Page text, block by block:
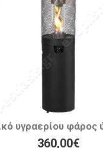
υγραερίου φάρος
360,00€